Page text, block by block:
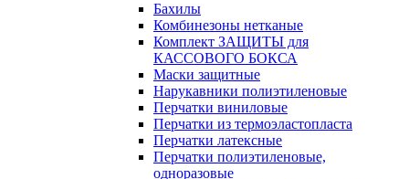
Бахилы
Комбинезоны нетканые
Комплект ЗАЩИТЫ для
КАССОВОГО БОКСА
Маски защитные
Нарукавники полиэтиленовые
Перчатки виниловые
Перчатки из термоэластопласта
Перчатки латексные
Перчатки полиэтиленовые,
одноразовые